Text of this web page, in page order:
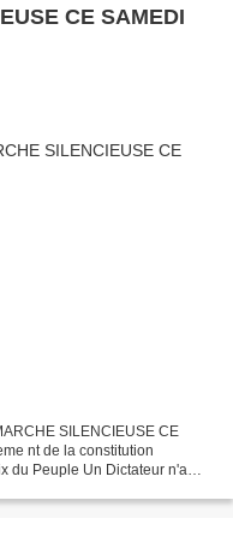
CE SAMEDI
SILENCIEUSE CE
nt de la constitution
du Peuple Un Dictateur n'a